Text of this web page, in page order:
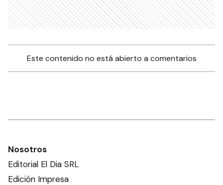
Este contenido no está abierto a comentarios
Nosotros
Editorial El Dia SRL
Edición Impresa